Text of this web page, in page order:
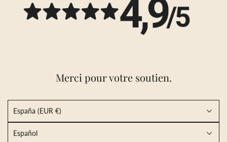
Merci pour votre soutien.
España (EUR €)
Español